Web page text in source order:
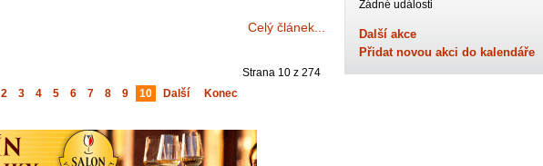
Celý článek...
Strana 10 z 274
2 3 4 5 6 7 8 9 10 Další Konec
Žádné události
Další akce
Přidat novou akci do kalendáře